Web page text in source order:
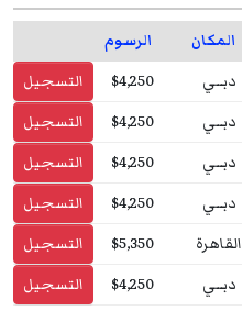
المكان
الرسوم
دبــي $4,250
التسجيل
دبــي $4,250
التسجيل
دبــي $4,250
التسجيل
دبــي $4,250
التسجيل
القاهرة $5,350
التسجيل
دبــي $4,250 التسجيل